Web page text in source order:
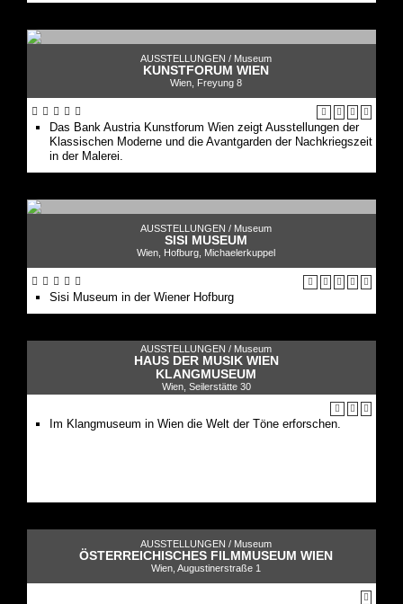
AUSSTELLUNGEN / Museum
KUNSTFORUM WIEN
Wien, Freyung 8
Das Bank Austria Kunstforum Wien zeigt Ausstellungen der
Klassischen Moderne und die Avantgarden der Nachkriegszeit
in der Malerei.
AUSSTELLUNGEN / Museum
SISI MUSEUM
Wien, Hofburg, Michaelerkuppel
Sisi Museum in der Wiener Hofburg
AUSSTELLUNGEN / Museum
HAUS DER MUSIK WIEN
KLANGMUSEUM
Wien, Seilerstätte 30
Im Klangmuseum in Wien die Welt der Töne erforschen.
AUSSTELLUNGEN / Museum
ÖSTERREICHISCHES FILMMUSEUM WIEN
Wien, Augustinerstraße 1